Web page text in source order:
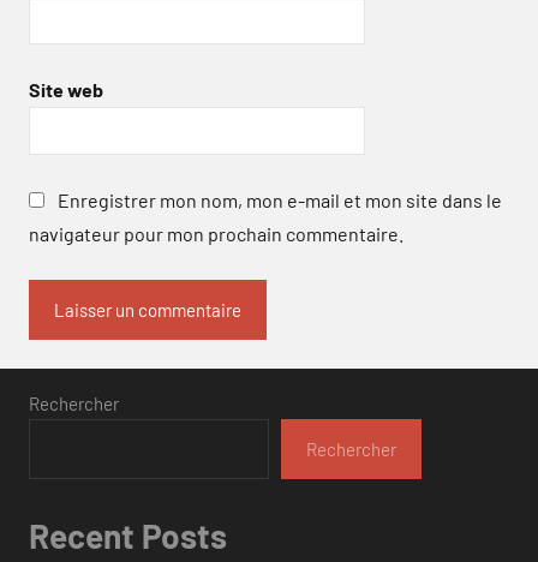
Site web
Enregistrer mon nom, mon e-mail et mon site dans le
navigateur pour mon prochain commentaire.
Rechercher
Rechercher
Recent Posts